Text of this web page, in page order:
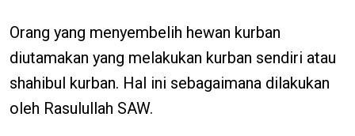
Orang yang menyembelih hewan kurban
diutamakan yang melakukan kurban sendiri atau
shahibul kurban. Hal ini sebagaimana dilakukan
oleh Rasulullah SAW.